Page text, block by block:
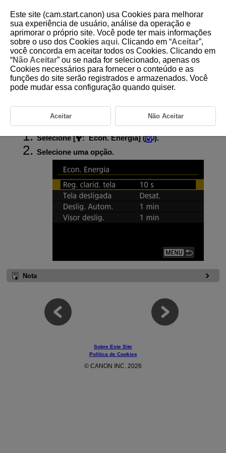
D180-214
Economia de Energia
Pode ajustar o tempo de quando o ecrã escurece e depois se desliga,
Selecione [ :Econ. Energia] (
).
Selecione uma opção.
Nota
Sobre Este Site
Política de Cookies
© CANON INC. 2026
Este site (cam.start.canon) usa Cookies para melhorar
sua experiência de usuário, análise da operação e
aprimorar o próprio site. Você pode ter mais informações
sobre o uso dos Cookies aqui. Clicando em “Aceitar”,
você concorda em aceitar todos os Cookies. Clicando em
“Não Aceitar” ou se nada for selecionado, apenas os
Cookies necessários para fornecer o conteúdo e as
funções do site serão registrados e armazenados. Você
pode mudar essa configuração quando quiser.
Aceitar Não Aceitar